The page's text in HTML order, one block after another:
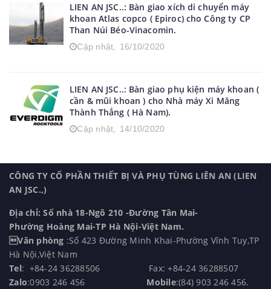
LIEN AN JSC..: Bàn giao xích di chuyển máy
khoan Atlas copco ( Epiroc) cho Công ty CP
Than Núi Béo-Vinacomin.
Cập nhật, 16/10/2020
LIEN AN JSC..: Bàn giao phụ kiện máy khoan (
cần & mũi khoan ) cho Nhà máy Xi Măng
Thành Thắng ( Hà Nam).
Cập nhật, 14/10/2020
CÔNG TY CỔ PHẦN THIẾT BỊ VÀ PHỤ TÙNG LIÊN AN (LIEN
AN JSC.,)
Địa chỉ: Số nhà 18-Ngõ 210 -Đường Tân Mai-
Phường Hoàng Mai-TP Hà Nội-Việt Nam.
Văn phòng :Số 423 Đường Minh Khai-Phường Vĩnh Tuy,TP
Hà Nội,Việt Nam
Tel: +84-24 36288506 Fax: +84-24 36288507
Zalo:0903 246 456 Mobile:(84) 903 246 456.